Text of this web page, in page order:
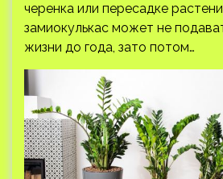
черенка или пересадке
замиокулькас может не
жизни до года, зато потом…